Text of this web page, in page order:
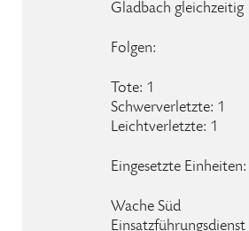
Gladbach gleichzeitig
Folgen:
Tote: 1
Schwerverletzte: 1
Leichtverletzte: 1
Eingesetzte Einheiten:
Wache Süd
Einsatzführungsdienst